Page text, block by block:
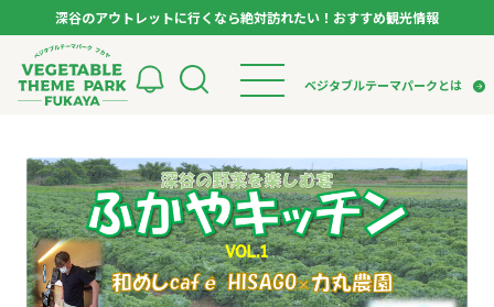
深谷のアウトレットに行くなら絶対訪れたい！おすすめ観光情報
ベジタブルテーマパークとは
検索
トップページ
モデルコース
スポット
イベント
ベジタブルテーマパークとは
VTPキャストミーティング
パートナー企業について
市長インタビュー
生産者インタビュー
アンバサダー
お役立ち情報